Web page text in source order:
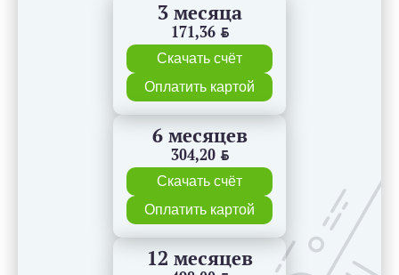
3 месяца
171,36 BYN
Скачать счёт
Оплатить картой
6 месяцев
304,20 BYN
Скачать счёт
Оплатить картой
12 месяцев